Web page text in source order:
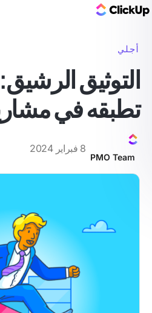
أجلي
التوثيق
تطبقه في
PMO Team
8 فبراير 2024